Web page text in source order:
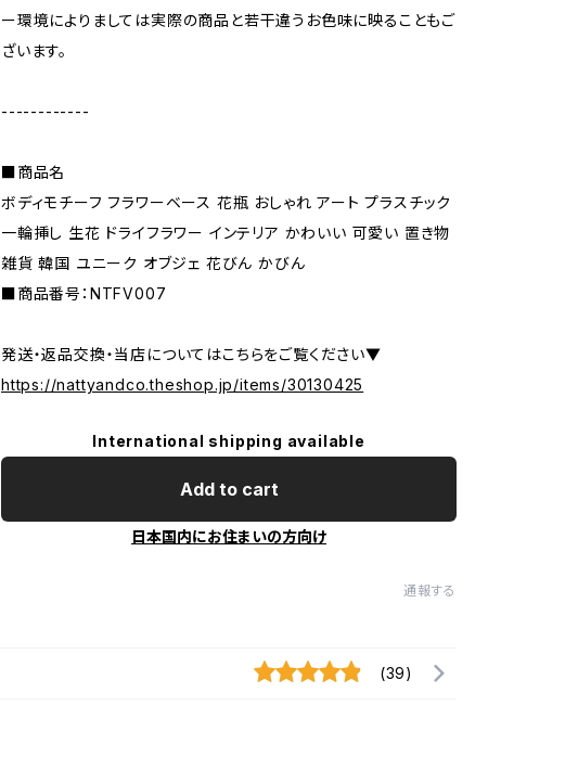
ー環境によりましては実際の商品と若干違うお色味に映ることもご
ざいます。
------------
■商品名
ボディモチーフ フラワーベース 花瓶 おしゃれ アート プラスチック
一輪挿し 生花 ドライフラワー インテリア かわいい 可愛い 置き物
雑貨 韓国 ユニーク オブジェ 花びん かびん
■商品番号：NTFV007
発送・返品交換・当店についてはこちらをご覧ください▼
https://nattyandco.theshop.jp/items/30130425
International shipping available
Add to cart
日本国内にお住まいの方向け
通報する
(39)